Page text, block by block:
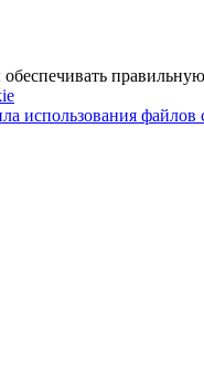
использования файлов